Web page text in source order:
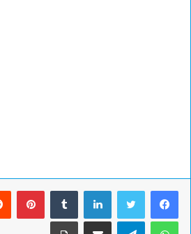
لينكدإن
واتساب تيلقرام مشاركة عبر البريد طباعة